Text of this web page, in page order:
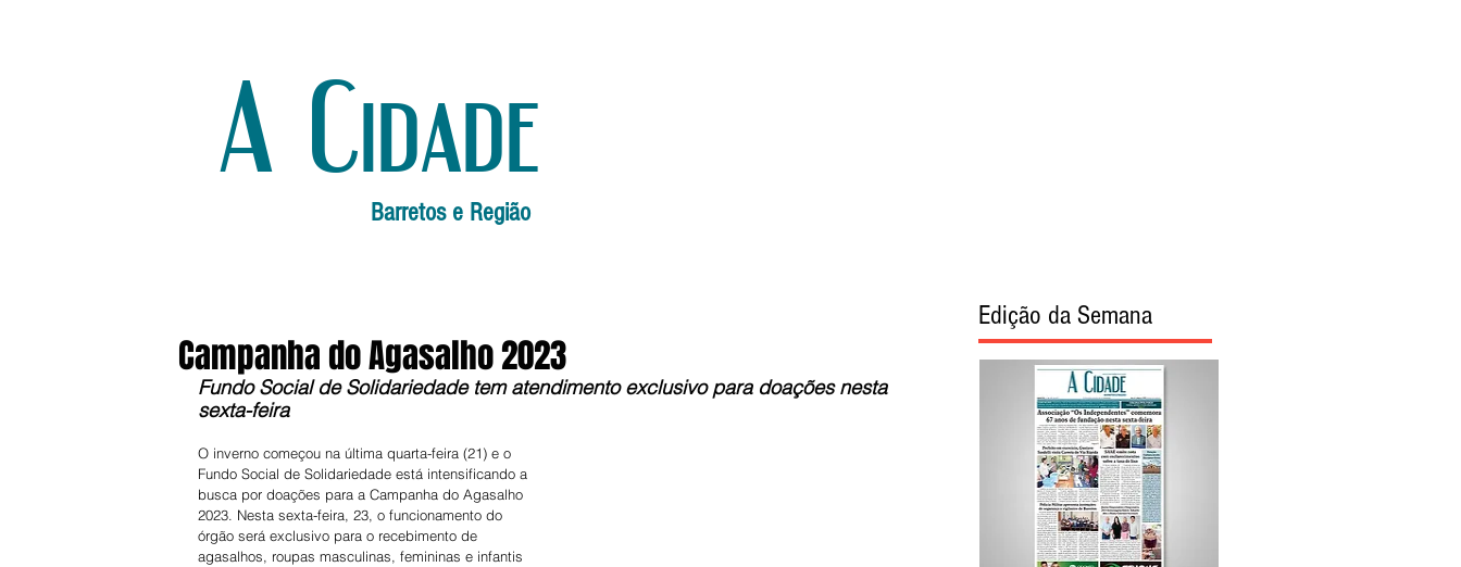
A Cidade
Barretos e Região
Campanha do Agasalho 2023
Fundo Social de Solidariedade tem atendimento exclusivo para doações nesta
sexta-feira
O inverno começou na última quarta-feira (21) e o
Fundo Social de Solidariedade está intensificando a
busca por doações para a Campanha do Agasalho
2023. Nesta sexta-feira, 23, o funcionamento do
órgão será exclusivo para o recebimento de
agasalhos, roupas masculinas, femininas e infantis
Edição da Semana